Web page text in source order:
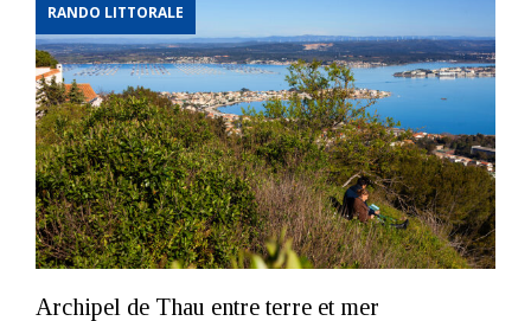
RANDO LITTORALE
Archipel de Thau entre terre et mer